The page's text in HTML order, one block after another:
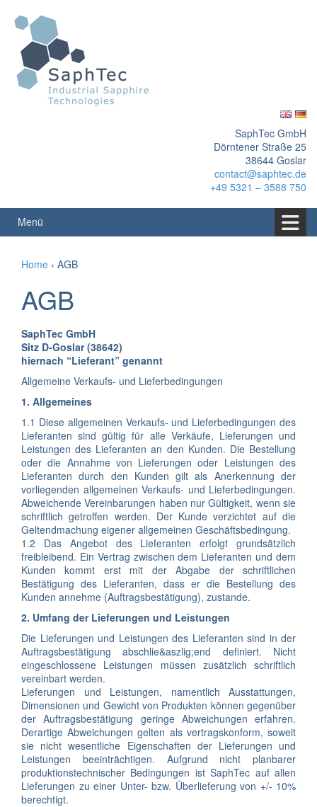
zum
Inhalt
Hauptmenü
springen
SaphTec GmbH
Dörntener Straße 25
38644 Goslar
contact@saphtec.de
+49 5321 – 3588 750
Menü
Home › AGB
AGB
SaphTec GmbH
Sitz D-Goslar (38642)
hiernach “Lieferant” genannt
Allgemeine Verkaufs- und Lieferbedingungen
1. Allgemeines
1.1 Diese allgemeinen Verkaufs- und Lieferbedingungen des
Lieferanten sind gültig für alle Verkäufe, Lieferungen und
Leistungen des Lieferanten an den Kunden. Die Bestellung
oder die Annahme von Lieferungen oder Leistungen des
Lieferanten durch den Kunden gilt als Anerkennung der
vorliegenden allgemeinen Verkaufs- und Lieferbedingungen.
Abweichende Vereinbarungen haben nur Gültigkeit, wenn sie
schriftlich getroffen werden. Der Kunde verzichtet auf die
Geltendmachung eigener allgemeinen Geschäftsbedingung.
1.2 Das Angebot des Lieferanten erfolgt grundsätzlich
freibleibend. Ein Vertrag zwischen dem Lieferanten und dem
Kunden kommt erst mit der Abgabe der schriftlichen
Bestätigung des Lieferanten, dass er die Bestellung des
Kunden annehme (Auftragsbestätigung), zustande.
2. Umfang der Lieferungen und Leistungen
Die Lieferungen und Leistungen des Lieferanten sind in der
Auftragsbestätigung abschlie&aszlig;end definiert. Nicht
eingeschlossene Leistungen müssen zusätzlich schriftlich
vereinbart werden.
Lieferungen und Leistungen, namentlich Ausstattungen,
Dimensionen und Gewicht von Produkten können gegenüber
der Auftragsbestätigung geringe Abweichungen erfahren.
Derartige Abweichungen gelten als vertragskonform, soweit
sie nicht wesentliche Eigenschaften der Lieferungen und
Leistungen beeinträchtigen. Aufgrund nicht planbarer
produktionstechnischer Bedingungen ist SaphTec auf allen
Lieferungen zu einer Unter- bzw. Überlieferung von +/- 10%
berechtigt.